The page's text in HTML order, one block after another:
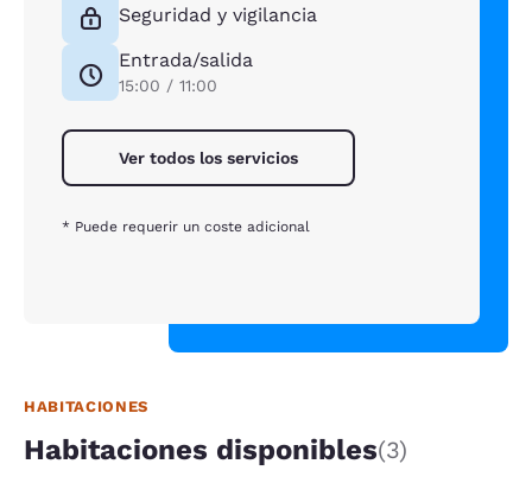
Seguridad y vigilancia
Entrada/salida
15:00 / 11:00
Ver todos los servicios
* Puede requerir un coste adicional
HABITACIONES
Habitaciones disponibles(3)